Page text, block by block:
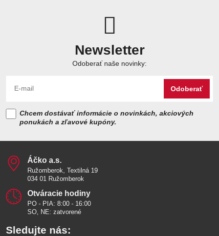
Newsletter
Odoberať naše novinky:
Odoberať
Chcem dostávať informácie o novinkách, akciových
ponukách a zľavové kupóny.
Áčko a​.s​.
Ružomberok, Textilná 19
034 01 Ružomberok
Otváracie hodiny
PO - PIA: 8:00 - 16:00
SO, NE: zatvorené
Sledujte nás: